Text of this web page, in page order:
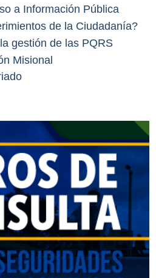
a Información Pública
de la Ciudadanía?
gestión de las PQRS
Misional